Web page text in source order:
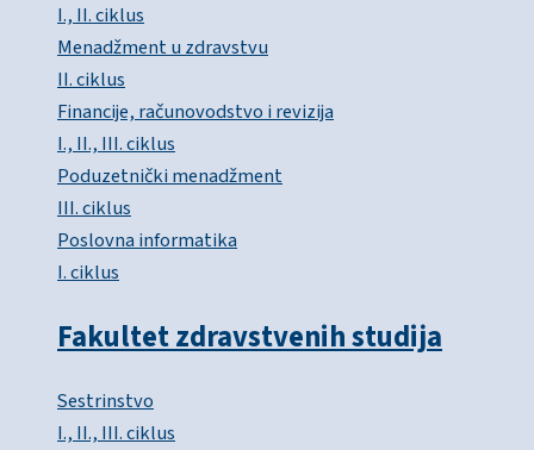
I., II. ciklus
Menadžment u zdravstvu
II. ciklus
Financije, računovodstvo i revizija
I., II., III. ciklus
Poduzetnički menadžment
III. ciklus
Poslovna informatika
I. ciklus
Fakultet zdravstvenih studija
Sestrinstvo
I., II., III. ciklus